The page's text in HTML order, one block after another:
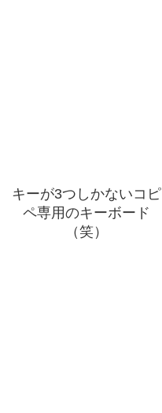
キーが3つしかないコピ
ペ専用のキーボード
（笑）